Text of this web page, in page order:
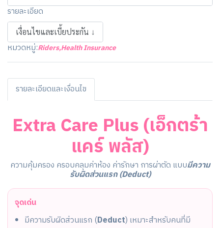
รายละเอียด
เงื่อนไขและเบี้ยประกัน ↓
หมวดหมู่:Riders,Health Insurance
รายละเอียดและเงื่อนไข
Extra Care Plus (เอ็กตร้า
แคร์ พลัส)
ความคุ้มครอง ครอบคลุมค่าห้อง ค่ารักษา การผ่าตัด แบบมีความ
รับผิดส่วนแรก (Deduct)
จุดเด่น
มีความรับผิดส่วนแรก (Deduct) เหมาะสำหรับคนที่มี